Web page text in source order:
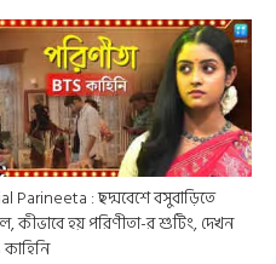
Parineeta : ছদ্মবেশে বসুবাড়িতে
কীভাবে হয় পরিণীতা-র শুটিং, দেখন